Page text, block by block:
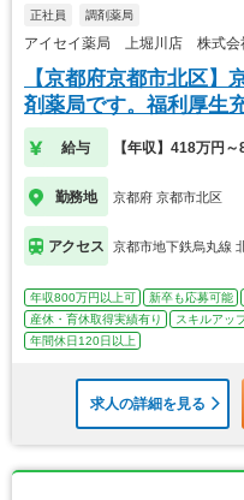
正社員 調剤薬局
アイセイ薬局 上堀川店 株式会
【京都府京都市北区】
剤薬局です。福利厚生
給与 【年収】418万円
勤務地 京都府 京都市北区
アクセス 京都市地下鉄烏丸線
年収800万円以上可 新卒も応募可能
産休・育休取得実績有り
スキルアッ
年間休日120日以上
求人の詳細を見る